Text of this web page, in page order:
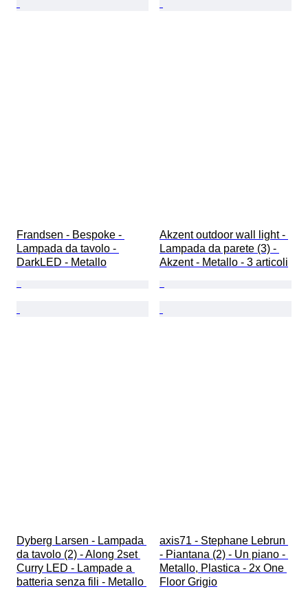
Frandsen - Bespoke -
Lampada da tavolo -
DarkLED - Metallo
Akzent outdoor wall light -
Lampada da parete (3) -
Akzent - Metallo - 3 articoli
Dyberg Larsen - Lampada
da tavolo (2) - Along 2set
Curry LED - Lampade a
batteria senza fili - Metallo
axis71 - Stephane Lebrun
- Piantana (2) - Un piano -
Metallo, Plastica - 2x One
Floor Grigio